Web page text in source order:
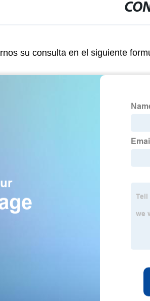
su consulta en el siguiente